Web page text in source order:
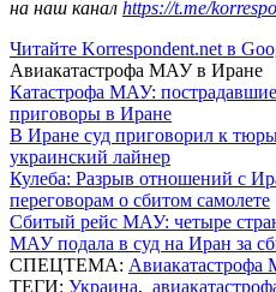
на наш канал https://t.me/
Читайте Korrespondent.net в
Авиакатастрофа МАУ в Иране
Катастрофа МАУ:
приговоры в Иране
В Иране суд приговорил к
украинский лайнер
Кулеба: Разрыв отношений с
переговорам о сбитом самолете
Сбитый рейс МАУ: четыре
МАУ подала в суд на Иран за
СПЕЦТЕМА:
ТЕГИ: Украина,